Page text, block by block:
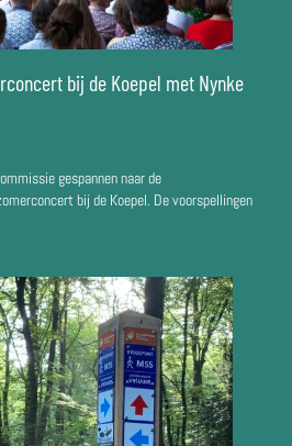
bij de Koepel met Nynke
gespannen naar de
bij de Koepel. De voorspellingen